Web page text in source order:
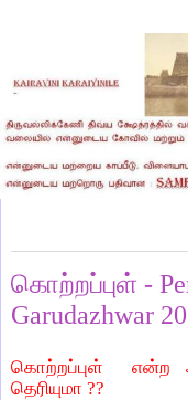
கொற்றப்புள் -
Garudazhwar
கொற்றப்புள் என்ற
தெரியுமா ??